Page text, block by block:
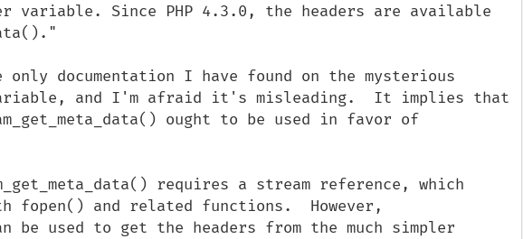
variable. Since PHP 4.3.0, the headers are available
documentation I have found on the mysterious
variable, and I'm afraid it's misleading.  It implies that
ought to be used in favor of
requires a stream reference, which
fopen() and related functions.  However,
be used to get the headers from the much simpler